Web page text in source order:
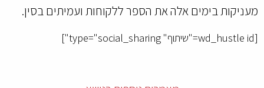
מעניקות בימים אלה את הספר ללקוחות ועמיתים בסין.
[wd_hustle id="שיתוף" type="social_sharing"]